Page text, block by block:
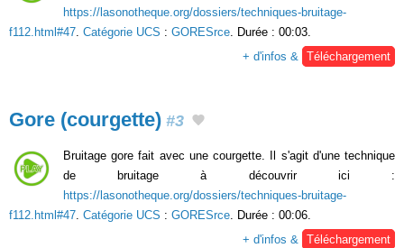
https://lasonotheque.org/dossiers/techniques-bruitage-
f112.html#47 Catégorie UCS : GORESrce . Durée : 00:03.
+ d'infos &
Téléchargement
Gore (courgette) #3
Bruitage gore fait avec une courgette. Il s'agit d'une technique
de bruitage à découvrir ici :
https://lasonotheque.org/dossiers/techniques-bruitage-
f112.html#47. Catégorie UCS : GORESrce. Durée : 00:06.
+ d'infos & Téléchargement